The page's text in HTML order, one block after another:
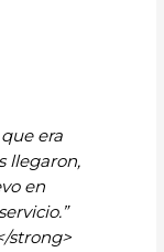
era
llegaron,
en
strong>